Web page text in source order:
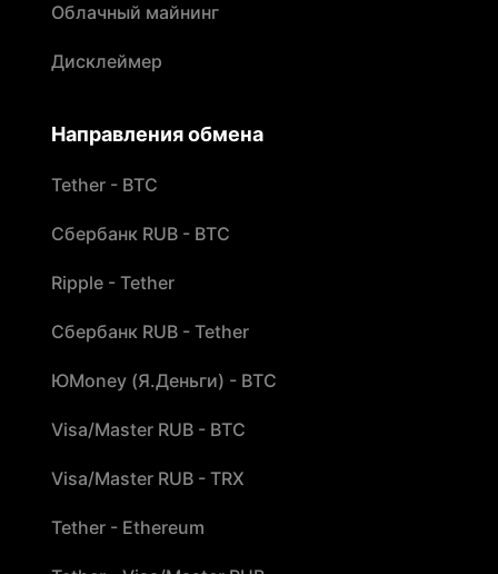
Облачный майнинг
Дисклеймер
Направления обмена
Tether - BTC
Сбербанк RUB - BTC
Ripple - Tether
Сбербанк RUB - Tether
ЮMoney (Я.Деньги) - BTC
Visa/Master RUB - BTC
Visa/Master RUB - TRX
Tether - Ethereum